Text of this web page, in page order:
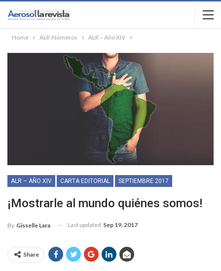
Home ALR-Números ALR – Año XIV
ALR – AÑO XIV CARTA EDITORIAL SEPTIEMBRE 2017
¡Mostrarle al mundo quiénes somos!
By Gisselle Lara Last updated Sep 19, 2017
Share